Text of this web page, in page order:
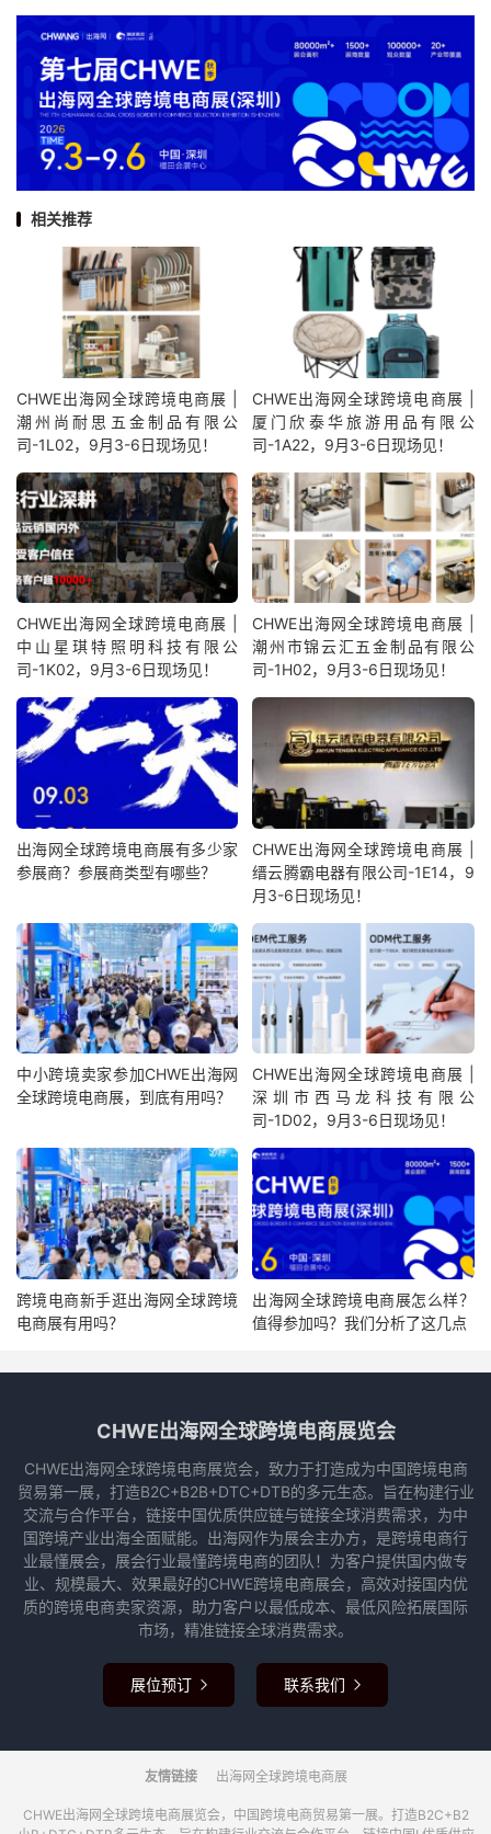
相关推荐
CHWE出海网全球跨境电商展 |
潮州尚耐思五金制品有限公
司-1L02，9月3-6日现场见！
CHWE出海网全球跨境电商展 |
厦门欣泰华旅游用品有限公
司-1A22，9月3-6日现场见！
CHWE出海网全球跨境电商展 |
中山星琪特照明科技有限公
司-1K02，9月3-6日现场见！
CHWE出海网全球跨境电商展 |
潮州市锦云汇五金制品有限公
司-1H02，9月3-6日现场见！
出海网全球跨境电商展有多少家
参展商？参展商类型有哪些？
CHWE出海网全球跨境电商展 |
缙云腾霸电器有限公司-1E14，9
月3-6日现场见！
中小跨境卖家参加CHWE出海网
全球跨境电商展，到底有用吗？
CHWE出海网全球跨境电商展 |
深圳市西马龙科技有限公
司-1D02，9月3-6日现场见！
跨境电商新手逛出海网全球跨境
电商展有用吗？
出海网全球跨境电商展怎么样？
值得参加吗？我们分析了这几点
CHWE出海网全球跨境电商展览会
CHWE出海网全球跨境电商展览会，致力于打造成为中国跨境电商
贸易第一展，打造B2C+B2B+DTC+DTB的多元生态。旨在构建行业
交流与合作平台，链接中国优质供应链与链接全球消费需求，为中
国跨境产业出海全面赋能。出海网作为展会主办方，是跨境电商行
业最懂展会，展会行业最懂跨境电商的团队！为客户提供国内做专
业、规模最大、效果最好的CHWE跨境电商展会，高效对接国内优
质的跨境电商卖家资源，助力客户以最低成本、最低风险拓展国际
市场，精准链接全球消费需求。
展位预订  联系我们 
友情链接 出海网全球跨境电商展
CHWE出海网全球跨境电商展览会，中国跨境电商贸易第一展。打造B2C+B2